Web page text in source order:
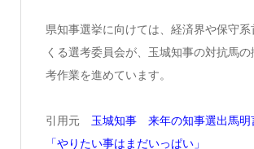
県知事選挙に向けては、経済界や保守系
くる選考委員会が、玉城知事の対抗馬
考作業を進めています。
引用元 玉城知事 来年の知事選出馬
「やりたい事はまだいっぱい」